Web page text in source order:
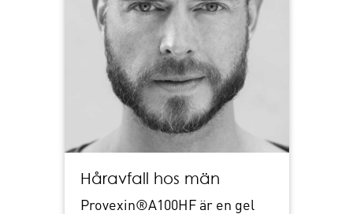
Håravfall hos män
Provexin®A100HF är en gel